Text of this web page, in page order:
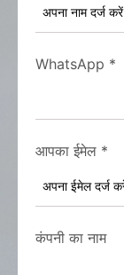
WhatsApp *
आपका ईमेल *
कंपनी का नाम